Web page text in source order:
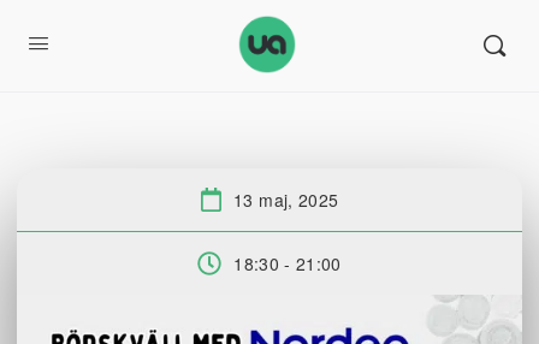
Datum:
13 maj, 2025
Tid:
18:30 - 21:00